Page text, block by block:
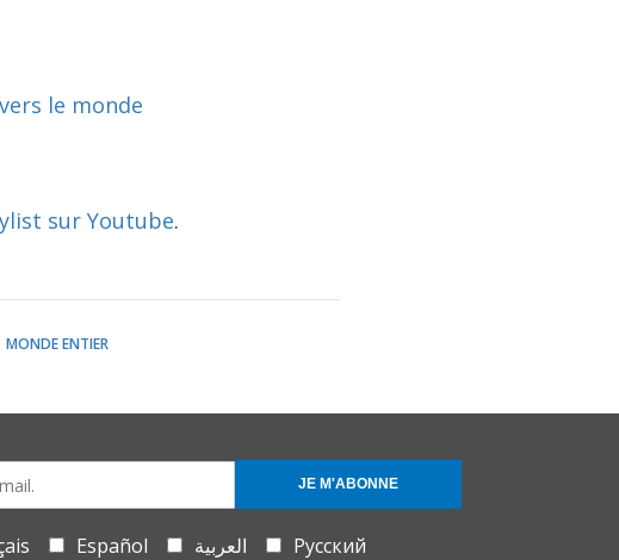
le monde
sur Youtube.
MONDE ENTIER
Español العربية
Русский
JE M'ABONNE